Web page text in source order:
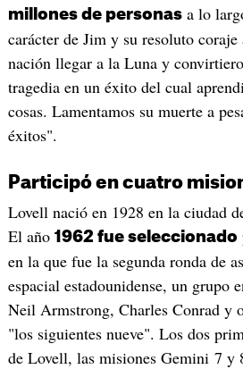
millones de personasa lo
carácter de Jim y su resoluto coraje
nación llegar a la Luna y
tragedia en un éxito del cual
cosas. Lamentamos su muerte a
éxitos".
Participó en cuatro
Lovell nació en 1928 en la ciudad
El año 1962 fue seleccionado
en la que fue la segunda ronda de
espacial estadounidense, un grupo
Neil Armstrong, Charles Conrad y
"los siguientes nueve". Los dos
de Lovell, las misiones Gemini 7 y